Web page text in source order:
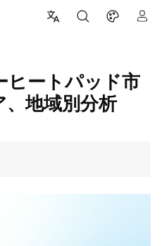
ヒートパッド市
地域別分析